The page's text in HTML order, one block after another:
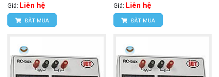
Giá: Liên hệ
ĐẶT MUA
Giá: Liên hệ
ĐẶT MUA